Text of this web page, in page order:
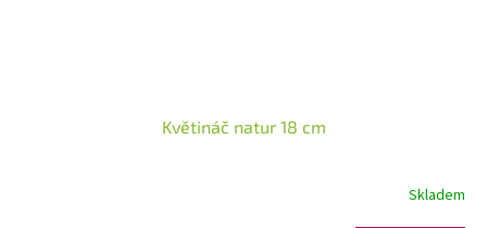
Květináč natur 18 cm
Skladem